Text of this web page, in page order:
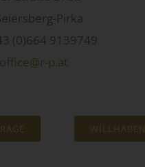
Pirka
(0)664 9139749
office@r-p.at
WILLHABEN